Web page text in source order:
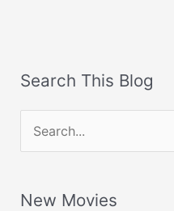
Search This Blog
e
r
New Movies